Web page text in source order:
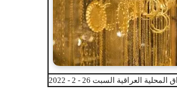
العراقية السبت 26 - 2 - 2022